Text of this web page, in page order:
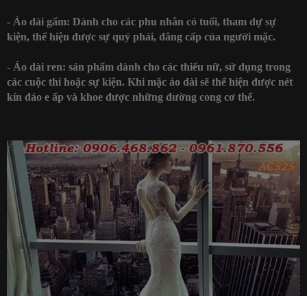
- Áo dài gấm: Dành cho các phu nhân có tuổi, tham dự sự
kiện, thể hiện được sự quý phái, đẳng cấp của người mặc.
- Áo dài ren: sản phẩm dành cho các thiếu nữ, sử dụng trong
các cuộc thi hoặc sự kiện. Khi mặc áo dài sẽ thể hiện được nét
kín đáo e ấp và khoe được những đường cong cơ thể.